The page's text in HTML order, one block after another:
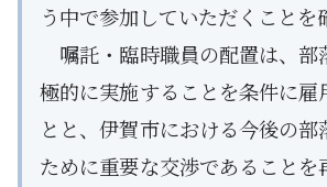
う中で参加していただくことを
嘱託・臨時職員の配置は、部
極的に実施することを条件に雇
とと、伊賀市における今後の
ために重要な交渉であることを